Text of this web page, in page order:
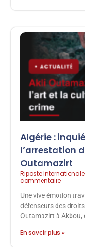
Algérie :
l’arrestation
Outamazirt
Riposte Internationale
commentaire
Une vive émotion
défenseurs des
Outamazirt à Akbou,
En savoir plus »